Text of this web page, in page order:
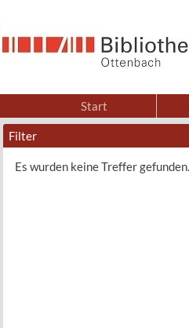
Start
Filter
Es wurden keine Treffer gefunden.